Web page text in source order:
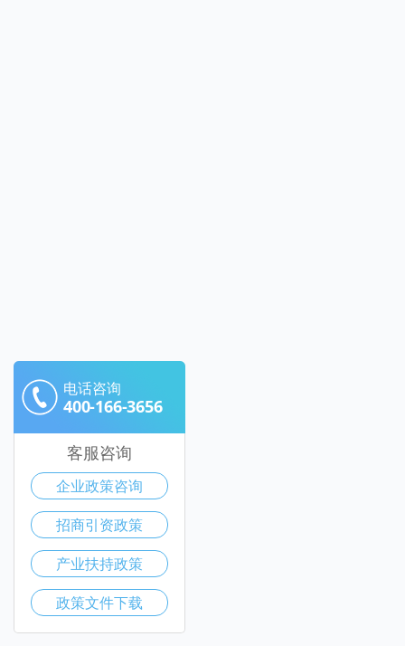
电话咨询
400-166-3656
客服咨询
企业政策咨询
招商引资政策
产业扶持政策
政策文件下载